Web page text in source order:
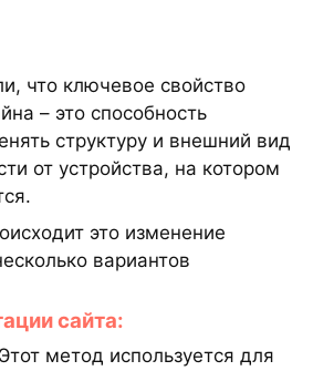
что ключевое свойство
– это способность
структуру и внешний вид
от устройства, на котором
это изменение
вариантов
сайта:
Этот метод используется для